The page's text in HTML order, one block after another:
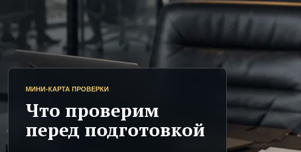
МИНИ-КАРТА ПРОВЕРКИ
Что проверим
перед подготовкой